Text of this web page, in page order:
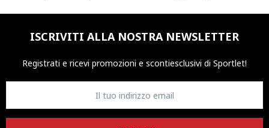
ISCRIVITI ALLA NOSTRA NEWSLETTER
Registrati e ricevi promozioni e scontiesclusivi di Sportlet!